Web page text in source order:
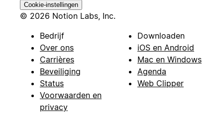
Cookie-instellingen
© 2026 Notion Labs, Inc.
Bedrijf
Over ons
Carrières
Beveiliging
Status
Voorwaarden en
privacy
Downloaden
iOS en Android
Mac en Windows
Agenda
Web Clipper